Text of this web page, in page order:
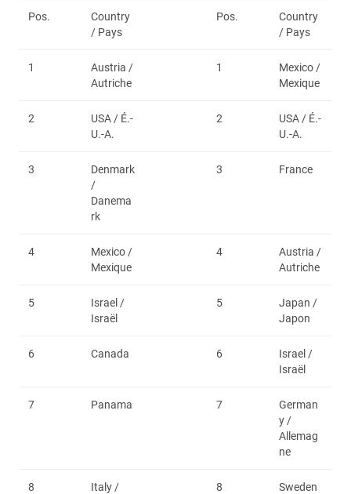
Pos.
Country
/ Pays
Pos.
Country
/ Pays
1
Austria /
Autriche
1
Mexico /
Mexique
2
USA / É.-
U.-A.
2
USA / É.-
U.-A.
3
Denmark
/
Danema
rk
3 France
4
Mexico /
Mexique
4
Austria /
Autriche
5
Israel /
Israël
5
Japan /
Japon
6 Canada 6
Israel /
Israël
7 Panama 7
German
y /
Allemag
ne
8
Italy /
8
Sweden